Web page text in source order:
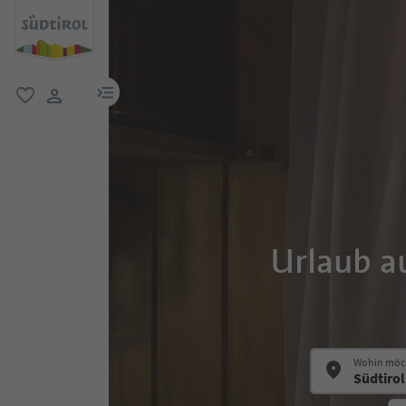
menu link
Urlaub
Wohin